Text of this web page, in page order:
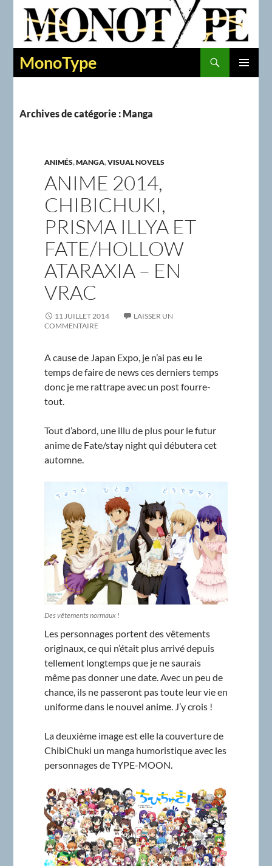
MonoType
Recherche
Archives de catégorie : Manga
ANIMÉS,MANGA,VISUAL NOVELS
ANIME 2014,
CHIBICHUKI,
PRISMA ILLYA ET
FATE/HOLLOW
ATARAXIA – EN
VRAC
11 JUILLET 2014
LAISSER UN
COMMENTAIRE
A cause de Japan Expo, je n’ai pas eu le
temps de faire de news ces derniers temps
donc je me rattrape avec un post fourre-
tout.
Tout d’abord, une illu de plus pour le futur
anime de Fate/stay night qui débutera cet
automne.
Des vêtements normaux !
Les personnages portent des vêtements
originaux, ce qui n’était plus arrivé depuis
tellement longtemps que je ne saurais
même pas donner une date. Avec un peu de
chance, ils ne passeront pas toute leur vie en
uniforme dans le nouvel anime. J’y crois !
La deuxième image est elle la couverture de
ChibiChuki un manga humoristique avec les
personnages de TYPE-MOON.